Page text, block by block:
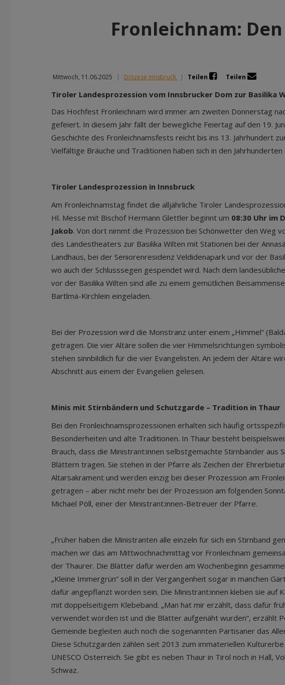
Fronleichnam:
Mittwoch, 11.06.2025 | Diözese Innsbruck | Teilen Teilen
Tiroler Landesprozession vom Innsbrucker Dom zur Basilika
Das Hochfest Fronleichnam wird immer am zweiten Donnerstag
gefeiert. In diesem Jahr fällt der bewegliche Feiertag auf den 19.
Geschichte des Fronleichnamsfests reicht bis ins 13. Jahrhundert
Vielfältige Bräuche und Traditionen haben sich in den
Tiroler Landesprozession in Innsbruck
Am Fronleichnamstag findet die alljährliche Tiroler
Hl. Messe mit Bischof Hermann Glettler beginnt um 08:30 Uhr im
Jakob. Von dort nimmt die Prozession bei Schönwetter den Weg
des Landestheaters zur Basilika Wilten mit Stationen bei der
Landhaus, bei der Seniorenresidenz Veldidenapark und vor der
wo auch der Schlusssegen gespendet wird. Nach dem
vor der Basilika Wilten sind alle zu einem gemütlichen
Bartlmä-Kirchlein eingeladen.
Bei der Prozession wird die Monstranz unter einem „Himmel“
getragen. Die vier Altäre sollen die vier Himmelsrichtungen
stehen sinnbildlich für die vier Evangelisten. An jedem der Altäre
Abschnitt aus einem der Evangelien gelesen.
Minis mit Stirnbändern und Schutzgarde – Tradition in Thaur
Bei den Fronleichnamsprozessionen erhalten sich häufig
Besonderheiten und alte Traditionen. In Thaur besteht
Brauch, dass die Ministrant:innen selbstgemachte Stirnbänder aus
Blättern tragen. Sie stehen in der Pfarre als Zeichen der
Altarsakrament und werden einzig bei dieser Prozession am
getragen – aber nicht mehr bei der Prozession am folgenden
Michael Pöll, einer der Ministrant:innen-Betreuer der Pfarre.
„Früher haben die Ministranten alle einzeln für sich ein Stirnband
machen wir das am Mittwochnachmittag vor Fronleichnam
der Thaurer. Die Blätter dafür werden am Wochenbeginn
„Kleine Immergrün“ soll in der Vergangenheit sogar in manchen
dafür angepflanzt worden sein. Die Ministrant:innen kleben sie auf
mit doppelseitigem Klebeband. „Man hat mir erzählt, dass dafür
verwendet worden ist und die Blätter aufgenäht wurden“, erzählt
Gemeinde begleiten auch noch die sogenannten Partisaner das
Diese Schutzgarden zählen seit 2013 zum immateriellen
UNESCO Österreich. Sie gibt es neben Thaur in Tirol noch in Hall,
Schwaz.